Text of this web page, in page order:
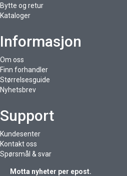
Bytte og retur
Kataloger
Informasjon
Om oss
Finn forhandler
Størrelsesguide
Nyhetsbrev
Support
Kundesenter
Kontakt oss
Spørsmål & svar
Motta nyheter per epost.